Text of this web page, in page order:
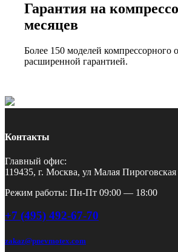
Гарантия на
месяцев
Более 150 моделей компрессорного
расширенной гарантией.
Контакты
Главный офис:
119435, г. Москва, ул Малая Пироговская
Режим работы: Пн-Пт 09:00 — 18:00
+7 (495) 492-67-70
zakaz@pnevmotex.com